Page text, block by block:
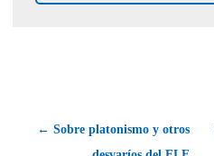
← Sobre platonismo y otros